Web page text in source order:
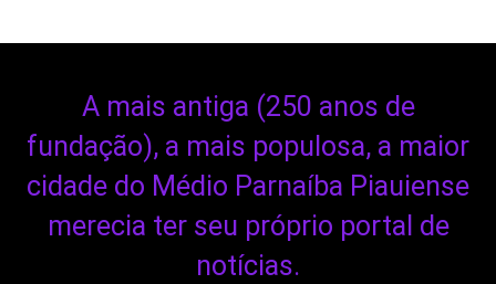
A mais antiga (250 anos de
fundação), a mais populosa, a maior
cidade do Médio Parnaíba Piauiense
merecia ter seu próprio portal de
notícias.